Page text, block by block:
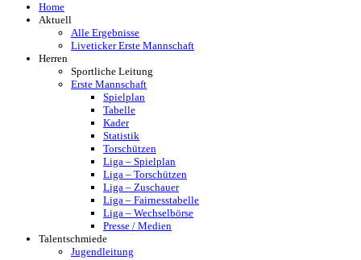
Home
Aktuell
Alle Ergebnisse
Liveticker Erste Mannschaft
Herren
Sportliche Leitung
Erste Mannschaft
Spielplan
Tabelle
Kader
Statistik
Torschützen
Liga – Spielplan
Liga – Torschützen
Liga – Zuschauer
Liga – Fairnesstabelle
Liga – Wechselbörse
Presse / Medien
Talentschmiede
Jugendleitung